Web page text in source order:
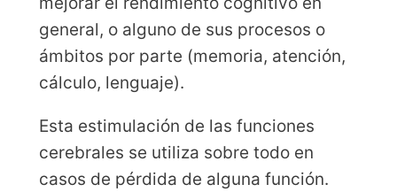
general, o alguno de sus procesos o
ámbitos por parte (memoria, atención,
cálculo, lenguaje).
Esta estimulación de las funciones
cerebrales se utiliza sobre todo en
casos de pérdida de alguna función.